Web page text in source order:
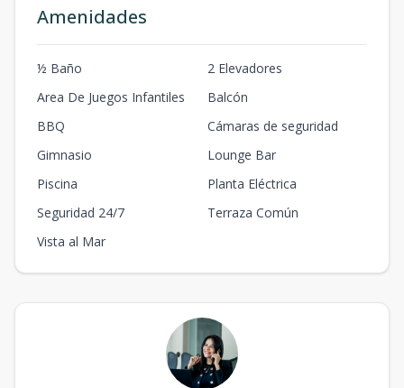
Amenidades
½ Baño
2 Elevadores
Area De Juegos Infantiles
Balcón
BBQ
Cámaras de seguridad
Gimnasio
Lounge Bar
Piscina
Planta Eléctrica
Seguridad 24/7
Terraza Común
Vista al Mar